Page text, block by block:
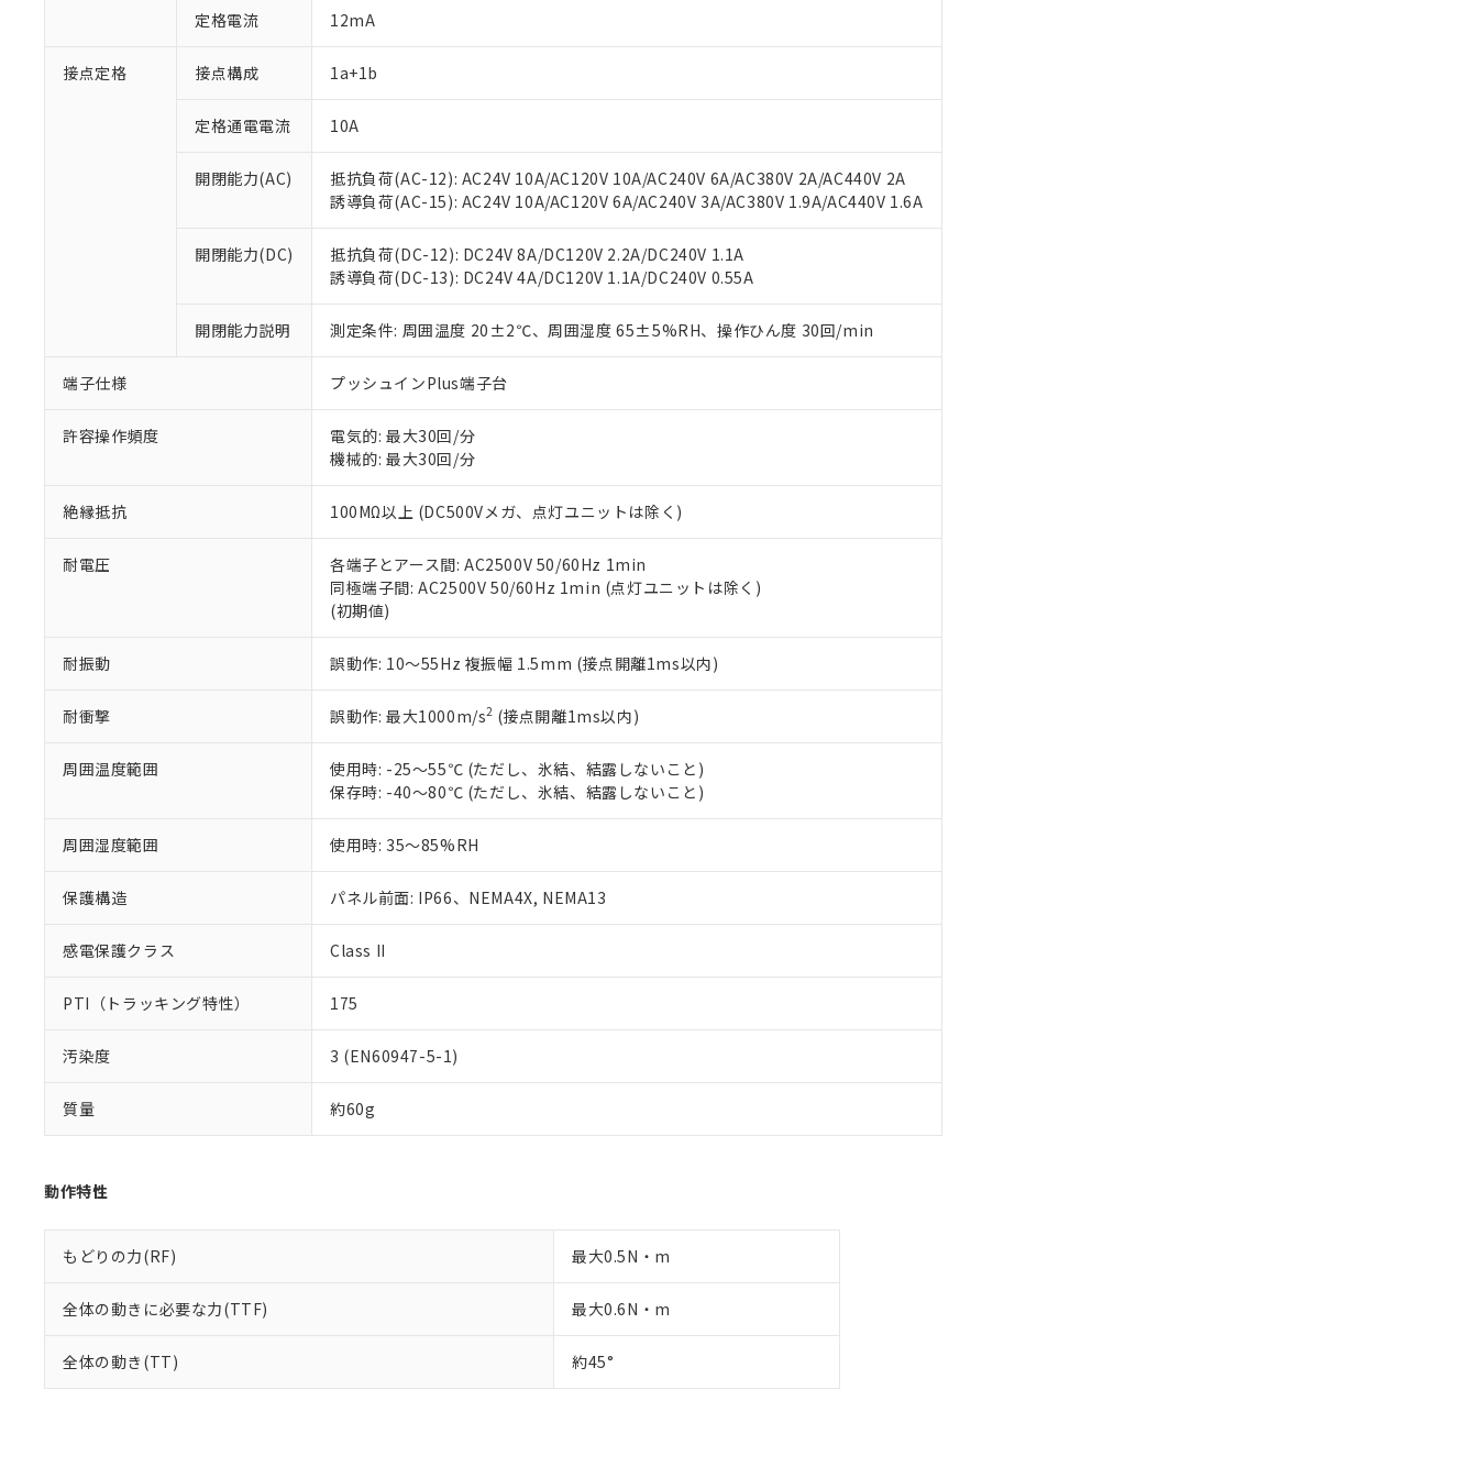
定格電流 12mA
接点定格 接点構成 1a+1b
定格通電電流 10A
開閉能力(AC)
抵抗負荷(AC-12): AC24V 10A/AC120V 10A/AC240V 6A/AC380V 2A/AC440V 2A
誘導負荷(AC-15): AC24V 10A/AC120V 6A/AC240V 3A/AC380V 1.9A/AC440V 1.6A
開閉能力(DC)
抵抗負荷(DC-12): DC24V 8A/DC120V 2.2A/DC240V 1.1A
誘導負荷(DC-13): DC24V 4A/DC120V 1.1A/DC240V 0.55A
開閉能力説明 測定条件: 周囲温度 20±2℃、周囲湿度 65±5%RH、操作ひん度 30回/min
端子仕様 プッシュインPlus端子台
許容操作頻度
電気的: 最大30回/分
機械的: 最大30回/分
絶縁抵抗 100MΩ以上 (DC500Vメガ、点灯ユニットは除く)
耐電圧
各端子とアース間: AC2500V 50/60Hz 1min
同極端子間: AC2500V 50/60Hz 1min (点灯ユニットは除く)
(初期値)
耐振動 誤動作: 10～55Hz 複振幅 1.5mm (接点開離1ms以内)
耐衝撃 誤動作: 最大1000m/s2 (接点開離1ms以内)
周囲温度範囲
使用時: -25～55℃ (ただし、氷結、結露しないこと)
保存時: -40～80℃ (ただし、氷結、結露しないこと)
周囲湿度範囲 使用時: 35～85%RH
保護構造 パネル前面: IP66、NEMA4X, NEMA13
感電保護クラス Class II
PTI（トラッキング特性） 175
汚染度 3 (EN60947-5-1)
質量 約60g
動作特性
もどりの力(RF) 最大0.5N・m
全体の動きに必要な力(TTF) 最大0.6N・m
全体の動き(TT) 約45°
ご利用条件
以下の条件をお読みいただき、同意のうえご利用ください。
本サービスは、当社制御機器事業取扱商品の当社在庫状況および標準価格(税抜)を提供させていただ
くものです。
在庫状況および標準価格照会結果は、記載している更新日時点での社内データに基づき作成されるも
のであり、閲覧された時点での実際の在庫および標準価格とは異なる場合があることをご了承くださ
い。
正式な納期状況および標準価格はお客様のお取引先、またはお客様担当のオムロン制御機器販売店・
当社販売員にご相談ください。
オムロン制御機器販売店や当社販売拠点は「
す。
マイパーツ機能（部品リスト作成サービス）をご利用いただくには、I-Webメンバーズにご登録され
ている必要があります。
お客様が当ウェブサイト上で当社にご登録された部品リストについて、当社および当社の共同利用者
が、当社の製品・サービスに関するお客様との取引・商談に必要な範囲で利用することをご了承くだ
さい。
※当社の共同利用者とは、"個人情報の共同利用に関して"
いる法人を指します。
対応予定：EU RoHS指令（10物質）の非含有に対応した製品に切り替える予定のある商品です。
調査・確認中：EU RoHS指令（10物質）の非含有の対応状況を調査中または確認中の商品です。
非該当品：ライセンス料など無形物で、有害物質有無と関係のない商品です。
仕入先様の事情により、非含有部品としていたものが、含有品と判明した場合などやむを得ず変更すること
があります。
*EU RoHS指令（10物質）：
鉛(Pb) 1000ppm以下、 水銀(Hg) 1000ppm以下、 カドミウム(Cd) 100ppm以下、
六価クロム(Cr(Ⅵ)) 1000ppm以下、ポリ臭化ビフェニル類(PBB) 1000ppm以下、ポリ臭化ジフェニルエーテル類(PBDE) 1000ppm以下、
ル（DBP） 1000ppm以下、フタル酸ジイソブチル (DIBP) 1000ppm以下
但し、RoHS指令で産業用監視および制御機器に対する適用除外項目は除く。
フタル酸エステル類の４物質については閾値を超える意図的な使用がないことを確認しています。
※2 対応予定月
下記の非含有証明書をダウンロードすることができます。
EU RoHS指令（10物質）の非含有証明書
51物質の非含有証明書（当社基準）
※本証明書は発行日時点で非含有を証明するもので、過去に遡って非含有を証明するものではありません。
また、RoHS指令のフタル酸エステル類４物質の対応では、対応完了までの期間は出荷製品に未対応品が
既に当社にて対応品への在庫切替を完了していることから、特段のことがない限り、2022年1月12日よ
り割愛しております。
※1 中国RoHS○×表
「×」：最大均質材料含有率が中国RoHSの基準値を超えていることを示します。
「－」：未確認です。当社販売部門へお問い合わせください。
*中国RoHS10物質の基準値 (GB/T26572)：
Pb(鉛) :1000ppm、 Hg(水銀) : 1000ppm、 Cd(カドミウム) : 100ppm、
Cr(Ⅵ)(六価クロム) : 1000ppm、 PBBs(ポリ臭化ビフェニル類) : 1000ppm、 PBDEs(ポリ臭化ジフェニルエーテル類) : 1000ppm、
DBP(フタル酸ジブチル) : 1000ppm、 DIBP(フタル酸ジイソブチル) : 1000ppm、 BBP(フタル酸ブチルベンジル) : 1000ppm、
DEHP(フタル酸ビス(2-エチルヘキシル)) : 1000ppm
※2 環境保護使用期限
「ｅ」：有害物質（10物質）のすべてが基準値以下であることを示します。
「10」：通常の使用状況下において有害物質が外部に漏えいし、環境に深刻な影響を及ぼさない年数を意
「－」：未確認です。当社販売部門へお問い合わせください。
当社は、これら貴社製品のうち、外国為替および外国貿易法に定める商品（以下｢規制貨物等」とい
う）を輸出または国外への提供する場合は、日本国政府の輸出許可(または役務取引許可)を取得する
当社は規制貨物を破棄する場合は、完全に破砕するなど、違法に輸出されないよう必要な手段を講じ
ます。
当社は貴社製品を、核兵器、ミサイル、化学兵器、生物兵器またはその他武器並びにこれらの製造装
置等に一切使用いたしません。
当社は、貴社製品を第三者に販売する場合は、上記1、2および3の内容を当該第三者に通知します。
また当社は、販売先および販売に係わる関係者が違法に輸出するおそれがある場合は、取り引きをい
合意する
記
号
説明
○ 一定数以上の在庫あり
△ 一定数には満たないが在庫あり
－
在庫なし(最新の在庫状況については、お客様のお取引先、またはお客様担当のオムロン制御
機器販売店・当社販売員にご確認ください)
空
白
受注生産機種、また在庫状況の情報を公開していない機種